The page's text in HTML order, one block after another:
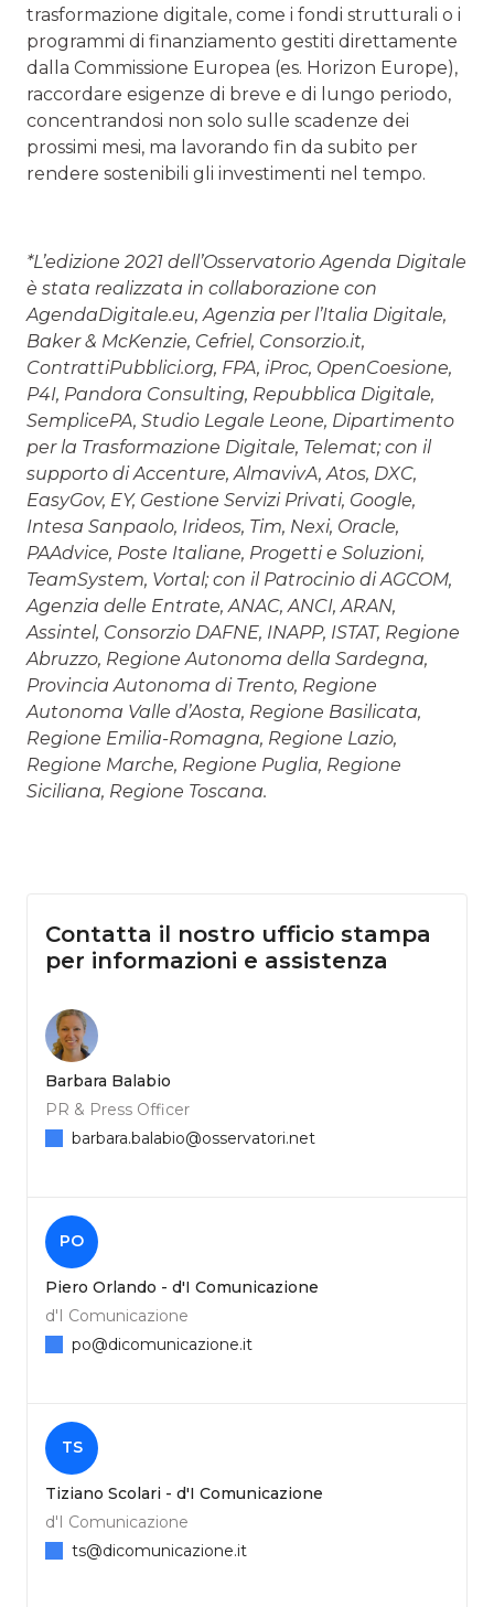
trasformazione digitale, come i fondi strutturali o i
programmi di finanziamento gestiti direttamente
dalla Commissione Europea (es. Horizon Europe),
raccordare esigenze di breve e di lungo periodo,
concentrandosi non solo sulle scadenze dei
prossimi mesi, ma lavorando fin da subito per
rendere sostenibili gli investimenti nel tempo.
*L’edizione 2021 dell’Osservatorio Agenda Digitale
è stata realizzata in collaborazione con
AgendaDigitale.eu, Agenzia per l’Italia Digitale,
Baker & McKenzie, Cefriel, Consorzio.it,
ContrattiPubblici.org, FPA, iProc, OpenCoesione,
P4I, Pandora Consulting, Repubblica Digitale,
SemplicePA, Studio Legale Leone, Dipartimento
per la Trasformazione Digitale, Telemat; con il
supporto di Accenture, AlmavivA, Atos, DXC,
EasyGov, EY, Gestione Servizi Privati, Google,
Intesa Sanpaolo, Irideos, Tim, Nexi, Oracle,
PAAdvice, Poste Italiane, Progetti e Soluzioni,
TeamSystem, Vortal; con il Patrocinio di AGCOM,
Agenzia delle Entrate, ANAC, ANCI, ARAN,
Assintel, Consorzio DAFNE, INAPP, ISTAT, Regione
Abruzzo, Regione Autonoma della Sardegna,
Provincia Autonoma di Trento, Regione
Autonoma Valle d’Aosta, Regione Basilicata,
Regione Emilia-Romagna, Regione Lazio,
Regione Marche, Regione Puglia, Regione
Siciliana, Regione Toscana.
Contatta il nostro ufficio stampa
per informazioni e assistenza
Barbara Balabio
PR & Press Officer
barbara.balabio@osservatori.net
PO
Piero Orlando - d'I Comunicazione
d'I Comunicazione
po@dicomunicazione.it
TS
Tiziano Scolari - d'I Comunicazione
d'I Comunicazione
ts@dicomunicazione.it